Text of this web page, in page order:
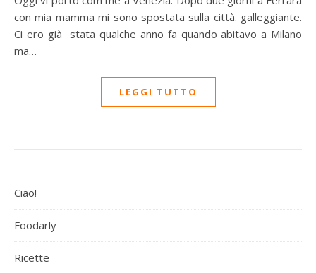
con mia mamma mi sono spostata sulla città. galleggiante.
Ci ero già stata qualche anno fa quando abitavo a Milano
ma…
LEGGI TUTTO
Ciao!
Foodarly
Ricette